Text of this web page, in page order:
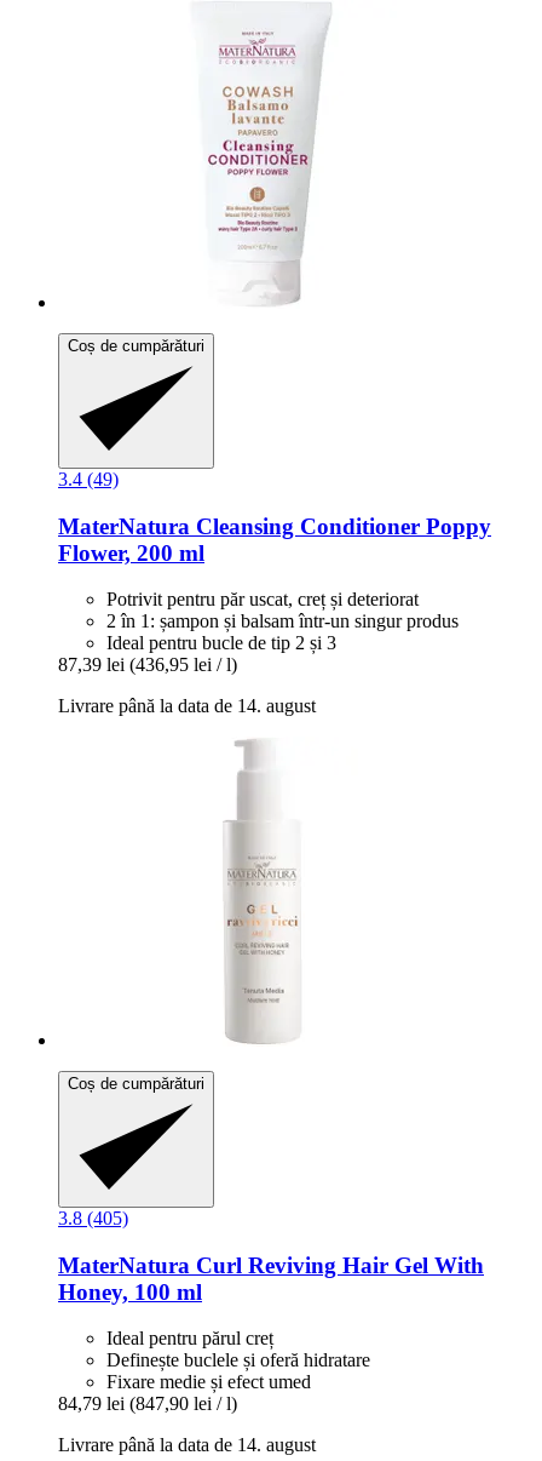
Coș de cumpărături
3.4 (49)
MaterNatura Cleansing Conditioner Poppy
Flower, 200 ml
Potrivit pentru păr uscat, creț și deteriorat
2 în 1: șampon și balsam într-un singur produs
Ideal pentru bucle de tip 2 și 3
87,39 lei (436,95 lei / l)
Livrare până la data de 14. august
Coș de cumpărături
3.8 (405)
MaterNatura Curl Reviving Hair Gel With
Honey, 100 ml
Ideal pentru părul creț
Definește buclele și oferă hidratare
Fixare medie și efect umed
84,79 lei (847,90 lei / l)
Livrare până la data de 14. august